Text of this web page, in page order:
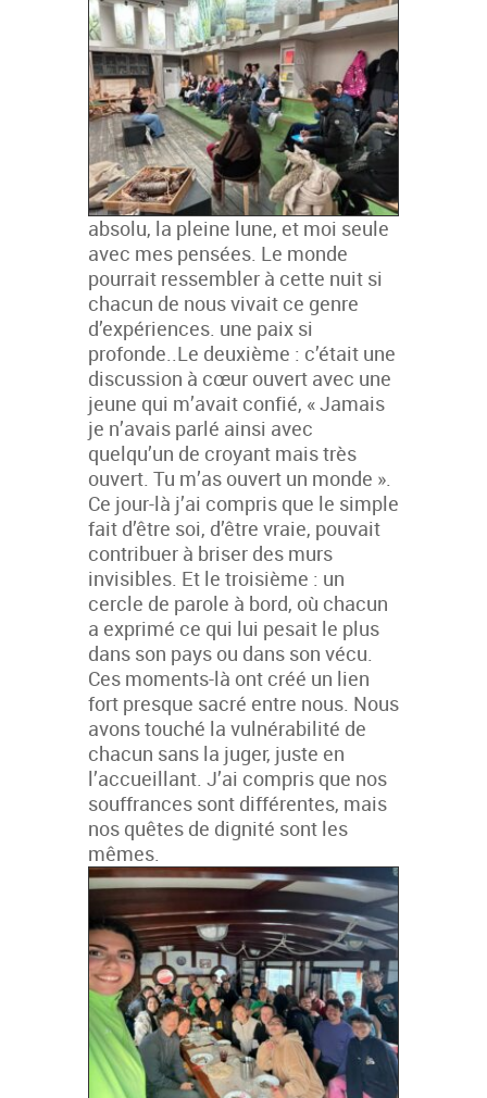
absolu, la pleine lune, et moi seule
avec mes pensées. Le monde
pourrait ressembler à cette nuit si
chacun de nous vivait ce genre
d’expériences. une paix si
profonde..Le deuxième : c’était une
discussion à cœur ouvert avec une
jeune qui m’avait confié, « Jamais
je n’avais parlé ainsi avec
quelqu’un de croyant mais très
ouvert. Tu m’as ouvert un monde ».
Ce jour-là j’ai compris que le simple
fait d’être soi, d’être vraie, pouvait
contribuer à briser des murs
invisibles. Et le troisième : un
cercle de parole à bord, où chacun
a exprimé ce qui lui pesait le plus
dans son pays ou dans son vécu.
Ces moments-là ont créé un lien
fort presque sacré entre nous. Nous
avons touché la vulnérabilité de
chacun sans la juger, juste en
l’accueillant. J’ai compris que nos
souffrances sont différentes, mais
nos quêtes de dignité sont les
mêmes.